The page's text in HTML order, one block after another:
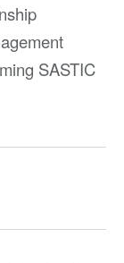
SASTIC